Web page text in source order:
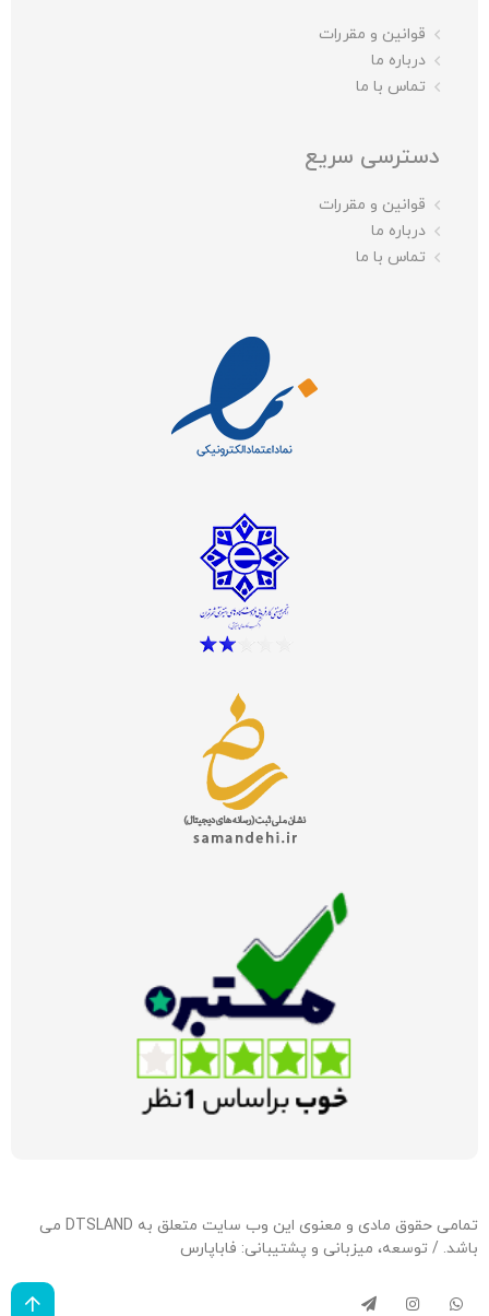
قوانین و مقررات
درباره ما
تماس با ما
دسترسی سریع
قوانین و مقررات
درباره ما
تماس با ما
تمامی حقوق مادی و معنوی این وب سایت متعلق به DTSLAND می
باشد. / توسعه، میزبانی و پشتیبانی: فاباپارس